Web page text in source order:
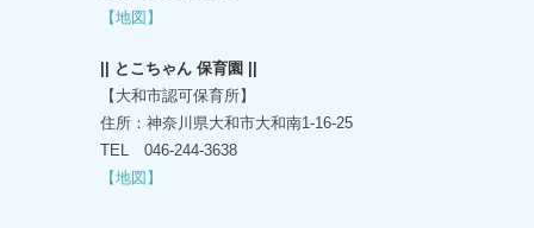
【地図】
|| とこちゃん 保育園 ||
【大和市認可保育所】
住所：神奈川県大和市大和南1-16-25
TEL 046-244-3638
【地図】